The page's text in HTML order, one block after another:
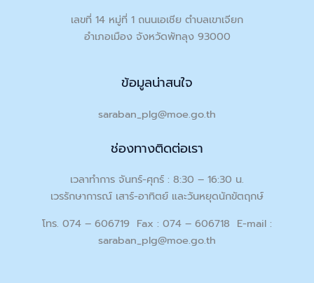
เลขที่ 14 หมู่ที่ 1 ถนนเอเชีย ตำบลเขาเจียก
อำเภอเมือง จังหวัดพัทลุง 93000
ข้อมูลน่าสนใจ
saraban_plg@moe.go.th
ช่องทางติดต่อเรา
เวลาทำการ จันทร์-ศุกร์ : 8:30 – 16:30 น.
เวรรักษาการณ์ เสาร์-อาทิตย์ และวันหยุดนักขัตฤกษ์
โทร. 074 – 606719 Fax : 074 – 606718 E-mail :
saraban_plg@moe.go.th